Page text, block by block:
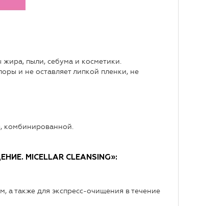
пыли, себума и косметики.
и не оставляет липкой пленки, не
комбинированной.
MICELLAR CLEANSING»:
также для экспресс-очищения в течение